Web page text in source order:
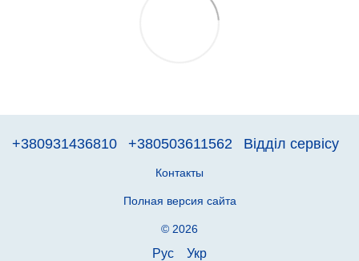
+380931436810 +380503611562 Відділ сервісу
Контакты
Полная версия сайта
© 2026
Рус Укр